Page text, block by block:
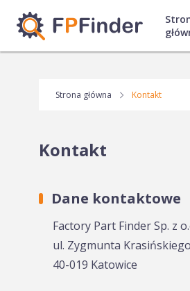
Strona główna Kontakt
Kontakt
Dane kontaktowe
Factory Part Finder Sp. z
ul. Zygmunta
40-019 Katowice